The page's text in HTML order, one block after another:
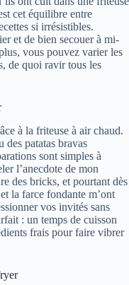
cet équilibre entre
si irrésistibles.
et de bien secouer à mi-
vous pouvez varier les
de quoi ravir tous les
à la friteuse à air chaud.
des patatas bravas
sont simples à
l’anecdote de mon
des bricks, et pourtant dès
la farce fondante m’ont
vos invités sans
: un temps de cuisson
frais pour faire vibrer